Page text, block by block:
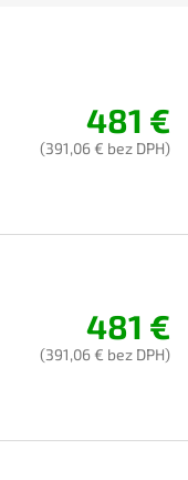
481 €
(391,06 € bez DPH)
481 €
(391,06 € bez DPH)